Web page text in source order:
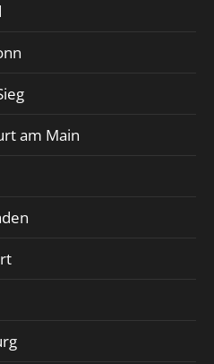
am Main